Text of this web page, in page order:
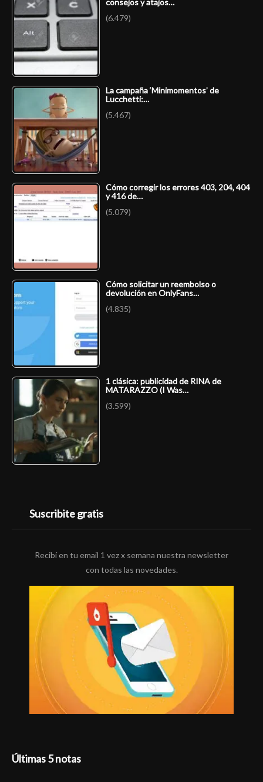
consejos y atajos…
(6.479)
La campaña ‘Minimomentos’ de
Lucchetti:…
(5.467)
Cómo corregir los errores 403, 204, 404
y 416 de…
(5.079)
Cómo solicitar un reembolso o
devolución en OnlyFans…
(4.835)
1 clásica: publicidad de RINA de
MATARAZZO (I Was…
(3.599)
Suscribite gratis
Recibí en tu email 1 vez x semana nuestra newsletter
con todas las novedades.
Últimas 5 notas